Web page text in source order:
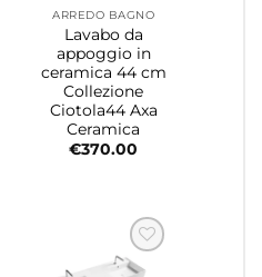
ARREDO BAGNO
Lavabo da
appoggio in
ceramica 44 cm
Collezione
Ciotola44 Axa
Ceramica
€370.00